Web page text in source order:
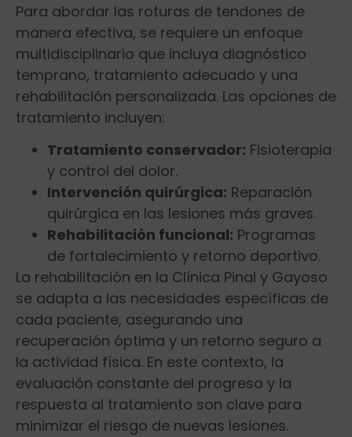
Para abordar las roturas de tendones de
manera efectiva, se requiere un enfoque
multidisciplinario⁤ que incluya diagnóstico
temprano, tratamiento adecuado y una
rehabilitación⁤ personalizada.‌ Las opciones de
tratamiento incluyen:
Tratamiento conservador: Fisioterapia
y control⁢ del dolor.
Intervención quirúrgica: Reparación
quirúrgica en ⁢las lesiones más graves.
Rehabilitación funcional: Programas
de fortalecimiento​ y retorno deportivo.
La rehabilitación en la‌ Clínica Pinal y Gayoso
se adapta a las necesidades específicas de
cada paciente, asegurando una
‌recuperación óptima y un retorno seguro⁢ a
la​ actividad física. En‌ este contexto, la
evaluación constante del progreso y la
respuesta al tratamiento son clave para
minimizar el riesgo de nuevas lesiones.